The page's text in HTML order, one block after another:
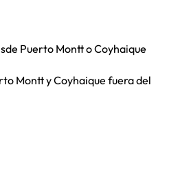
Puerto Montt o Coyhaique
Montt y Coyhaique fuera del